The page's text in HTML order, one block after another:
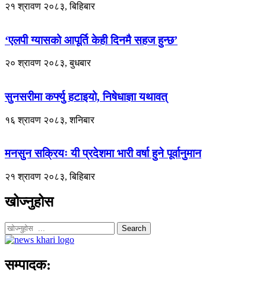
२१ श्रावण २०८३, बिहिबार
‘एलपी ग्यासको आपूर्ति केही दिनमै सहज हुन्छ’
२० श्रावण २०८३, बुधबार
सुनसरीमा कर्फ्यु हटाइयो, निषेधाज्ञा यथावत्
१६ श्रावण २०८३, शनिबार
मनसुन सक्रियः यी प्रदेशमा भारी वर्षा हुने पूर्वानुमान
२१ श्रावण २०८३, बिहिबार
खोज्नुहोस
Search
सम्पादक: